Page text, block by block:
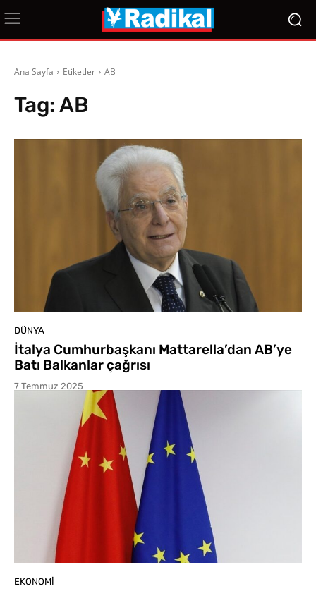
Ana Sayfa Etiketler AB
Tag:AB
DÜNYA
İtalya Cumhurbaşkanı Mattarella’dan AB’ye
Batı Balkanlar çağrısı
7 Temmuz 2025
EKONOMI